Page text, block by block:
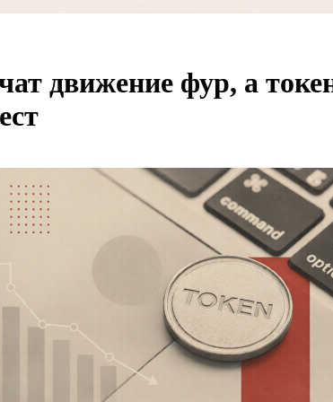
движение фур, а